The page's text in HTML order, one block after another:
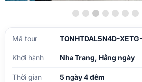
Mã tour TONHTDAL5N4D-
Khởi hành Nha Trang, Hằng ngày
Thời gian 5 ngày 4 đêm